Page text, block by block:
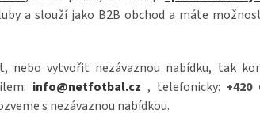
a slouží jako B2B obchod a máte
nebo vytvořit nezávaznou nabídku, tak
info@netfotbal.cz , telefonicky: +420
s nezávaznou nabídkou.